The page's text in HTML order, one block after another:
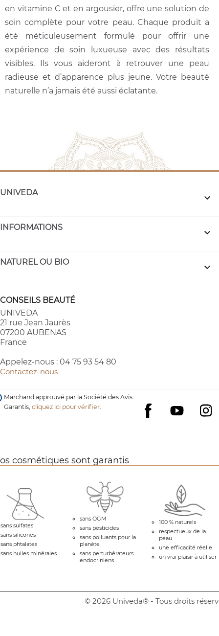
en vitamine C et en argousier, offre une solution de
soin complète pour votre peau. Chaque produit a
été méticuleusement formulé pour offrir une
expérience de soin luxueuse avec des résultats
visibles. Ils vous aideront à retrouver une peau
radieuse et d’apparence plus jeune. Votre beauté
naturelle n’a jamais été aussi éclatante.
UNIVEDA 
INFORMATIONS 
NATUREL OU BIO 
CONSEILS BEAUTÉ
UNIVEDA
21 rue Jean Jaurès
07200 AUBENAS
France
Appelez-nous : 04 75 93 54 80
Contactez-nous
Facebook
YouTube
Marchand approuvé par la Société des Avis
Garantis,cliquez ici pour vérifier.
cosmétiques sont garantis
sans sulfates
sans silicones
sans phtalates
sans huiles minérales
sans OGM
sans pesticides
sans polluants pour la
planète
sans perturbérateurs
endocriniens
100 % naturels
respectueux de la
peau
une efficacité réelle
un vrai plaisir à utiliser
© 2026 Univeda® - Tous droits